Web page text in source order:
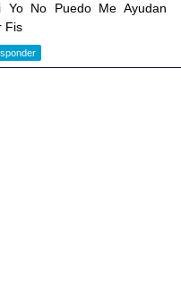
Yo No Puedo Me Ayudan
Fis